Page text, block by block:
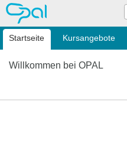
OPAL
Startseite Kursangebote
Willkommen bei OPAL